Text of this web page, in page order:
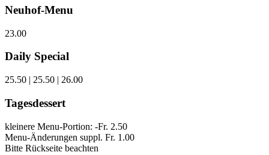
Neuhof-Menu
23.00
Daily Special
25.50 | 25.50 | 26.00
Tagesdessert
kleinere Menu-Portion: -Fr. 2.50
Menu-Änderungen suppl. Fr. 1.00
Bitte Rückseite beachten